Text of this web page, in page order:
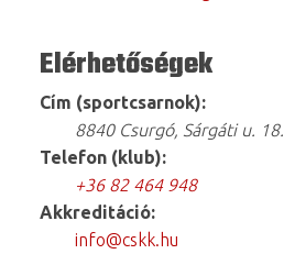
Elérhetőségek
Cím (sportcsarnok):
8840 Csurgó, Sárgáti u. 18.
Telefon (klub):
+36 82 464 948
Akkreditáció:
info@cskk.hu